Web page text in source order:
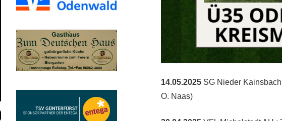
14.05.2025 SG Nieder
O. Naas)